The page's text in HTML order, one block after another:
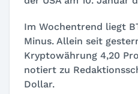
Im Wochentrend liegt
Minus. Allein seit
Kryptowährung 4,20
notiert zu
Dollar.